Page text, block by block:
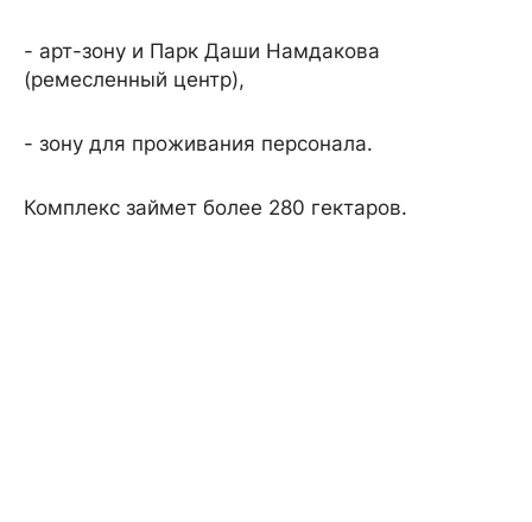
- арт-зону и Парк Даши Намдакова
(ремесленный центр),
- зону для проживания персонала.
Комплекс займет более 280 гектаров.